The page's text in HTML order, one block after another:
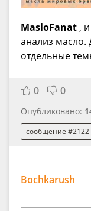
MasloFanat , и
анализ масло.
отдельные
0 0
Опубликовано:
сообщение #2122
Bochkarush